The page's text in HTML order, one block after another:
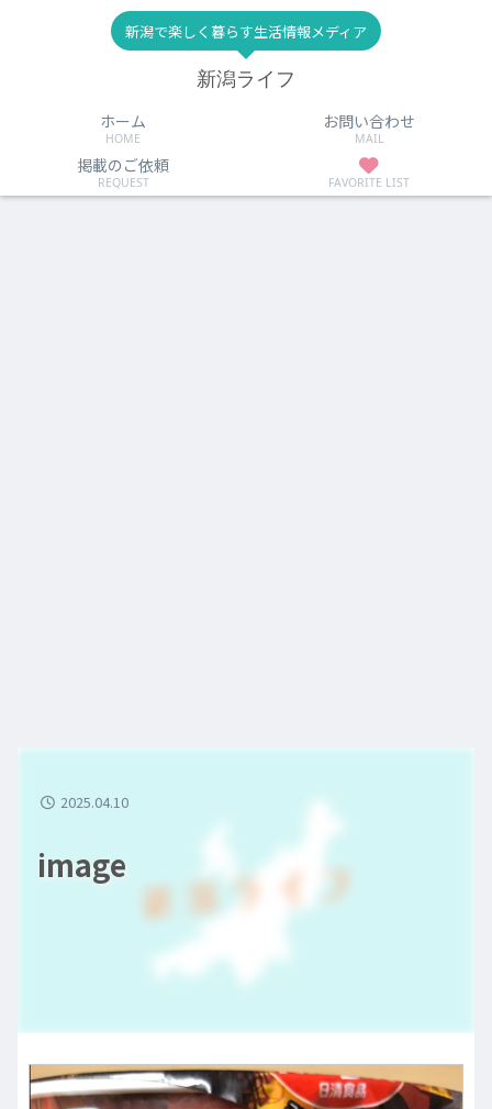
新潟で楽しく暮らす生活情報メディア
新潟ライフ
ホーム
HOME
お問い合わせ
MAIL
掲載のご依頼
REQUEST FAVORITE LIST
image
2025.04.10